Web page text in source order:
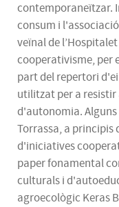
contemporaneïtzar.
consum i
veïnal de
cooperativisme, per
part del repertori
utilitzat per a
d'autonomia. Alguns
Torrassa, a principis
d'iniciatives
paper fonamental
culturals i
agroecològic Keras